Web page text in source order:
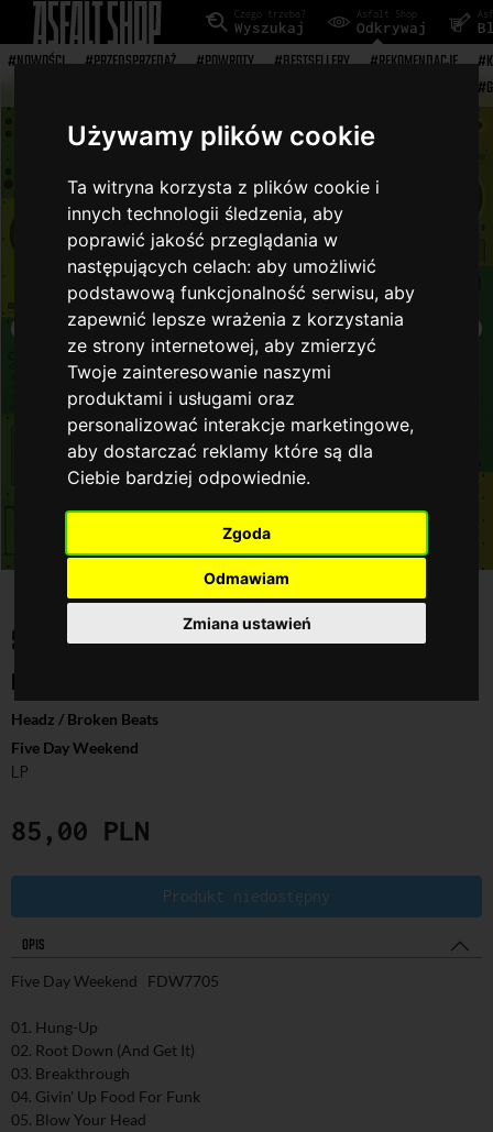
Używamy plików cookie
Ta witryna korzysta z plików cookie i
innych technologii śledzenia, aby
poprawić jakość przeglądania w
następujących celach:aby umożliwić
podstawową funkcjonalność serwisu,aby
zapewnić lepsze wrażenia z korzystania
ze strony internetowej,aby zmierzyć
Twoje zainteresowanie naszymi
produktami i usługami oraz
personalizować interakcje marketingowe,
aby dostarczać reklamy które są dla
Ciebie bardziej odpowiednie.
Zgoda
Odmawiam
Zmiana ustawień
Czego trzeba?
Wyszukaj
Asfalt Shop
Odkrywaj
#NOWOŚCI #PRZEDSPRZEDAŻ #POWROTY #BESTSELLERY #REKOMENDACJE
SWITCHED ON
MR.CHOP
Headz / Broken Beats
Five Day Weekend
LP
85,00 PLN
Produkt niedostępny
OPIS
Five Day Weekend FDW7705
01. Hung-Up
02. Root Down (And Get It)
03. Breakthrough
04. Givin' Up Food For Funk
05. Blow Your Head